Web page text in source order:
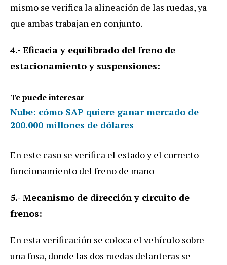
mismo se verifica la alineación de las ruedas, ya
que ambas trabajan en conjunto.
4.- Eficacia y equilibrado del freno de
estacionamiento y suspensiones:
Te puede interesar
Nube: cómo SAP quiere ganar mercado de
200.000 millones de dólares
En este caso se verifica el estado y el correcto
funcionamiento del freno de mano
5.- Mecanismo de dirección y circuito de
frenos:
En esta verificación se coloca el vehículo sobre
una fosa, donde las dos ruedas delanteras se